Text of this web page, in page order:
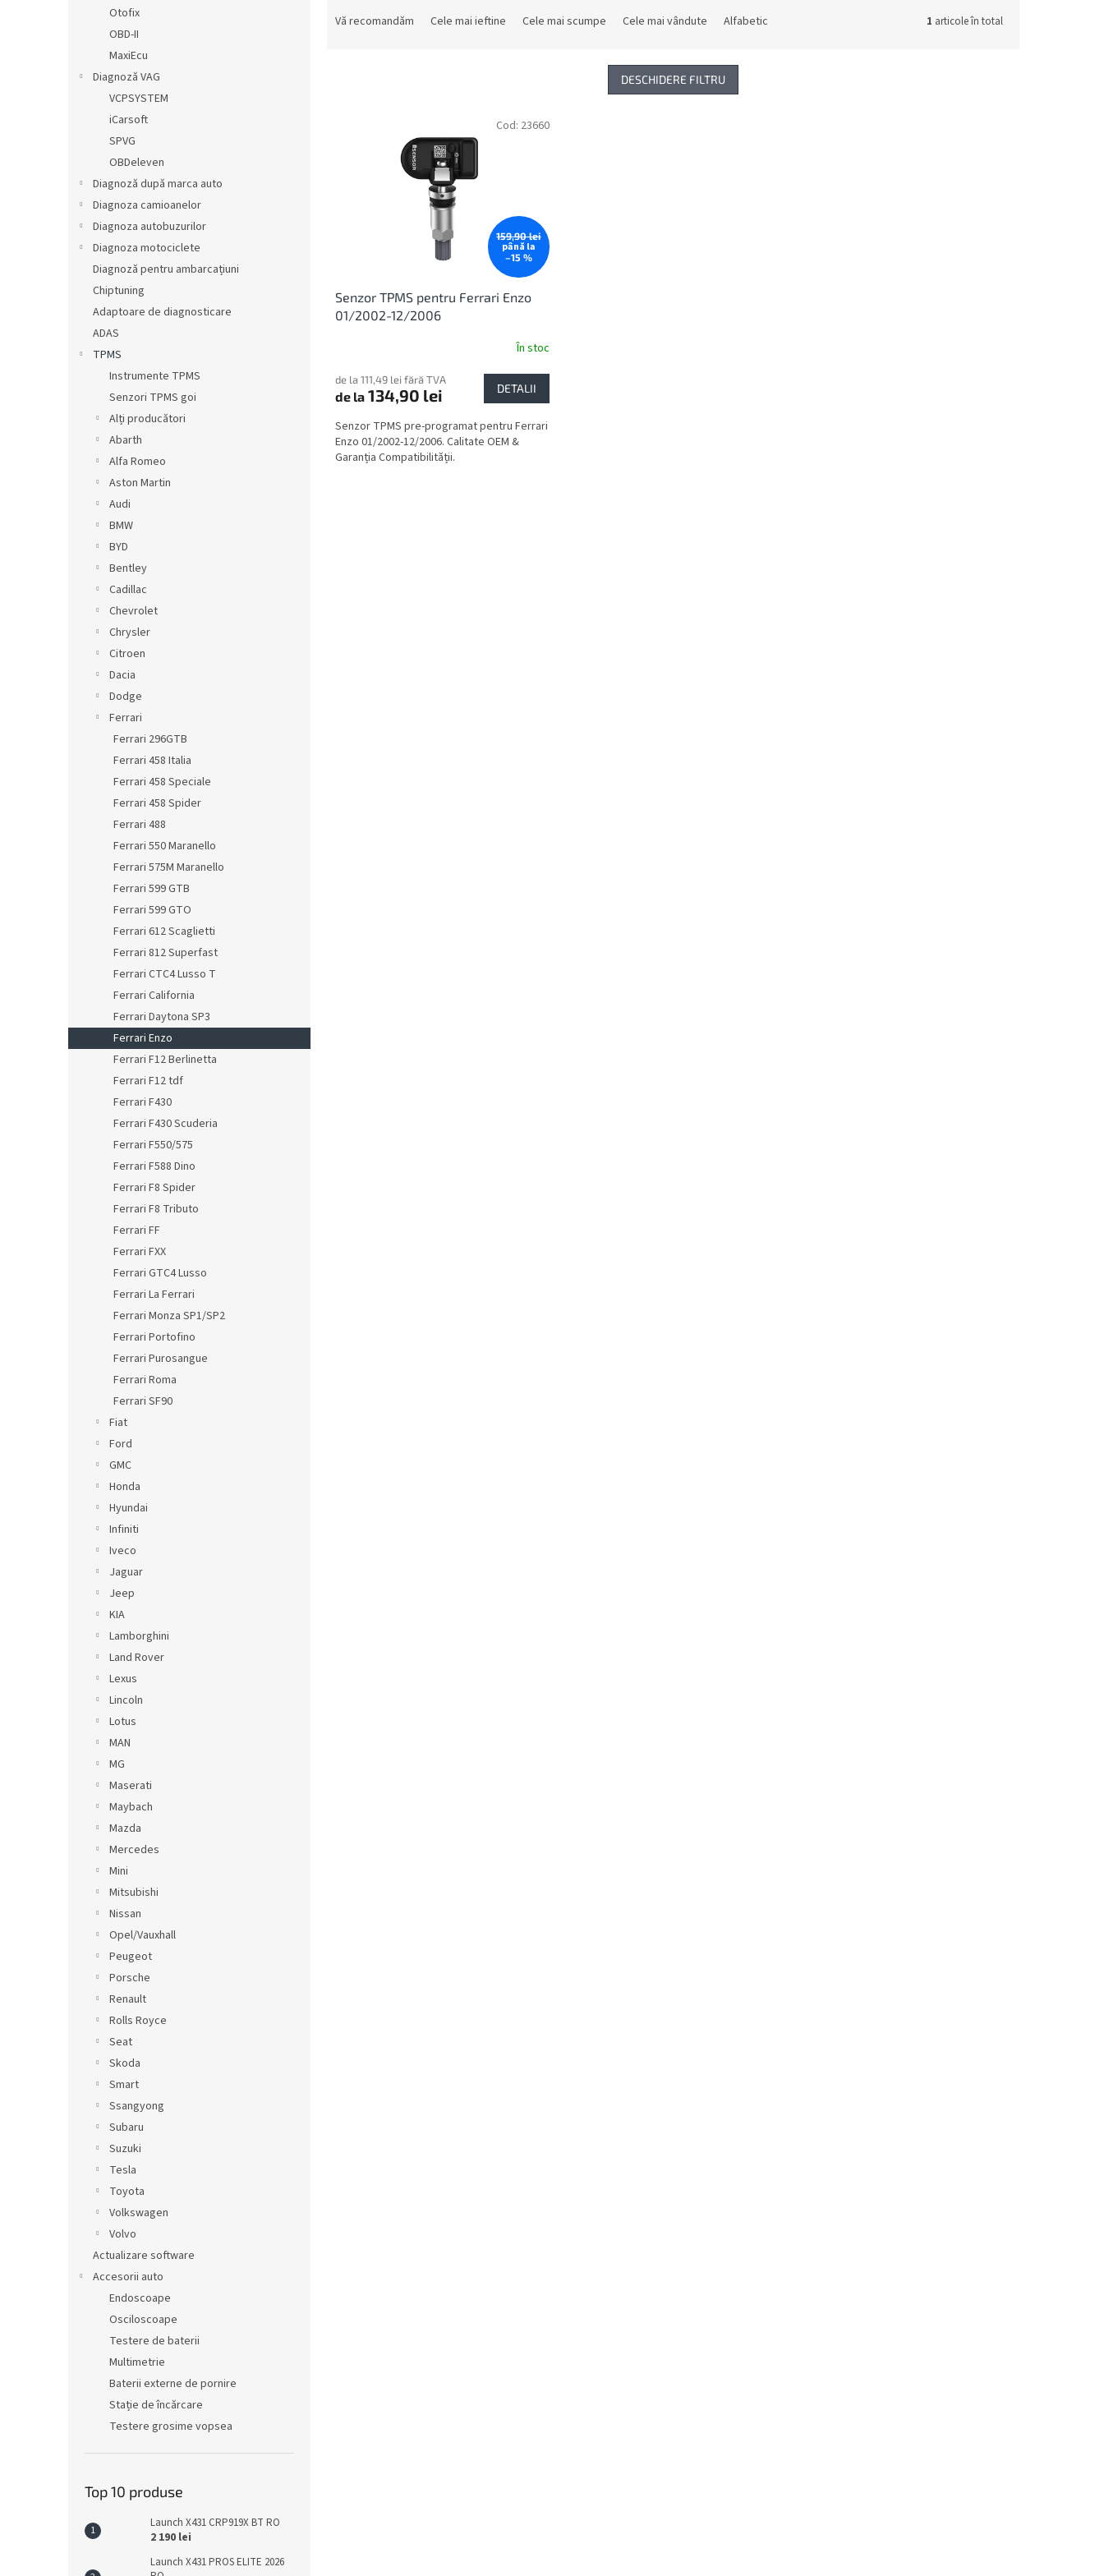
Otofix
OBD-II
MaxiEcu
Diagnoză VAG
VCPSYSTEM
iCarsoft
SPVG
OBDeleven
Diagnoză după marca auto
Diagnoza camioanelor
Diagnoza autobuzurilor
Diagnoza motociclete
Diagnoză pentru ambarcațiuni
Chiptuning
Adaptoare de diagnosticare
ADAS
TPMS
Instrumente TPMS
Senzori TPMS goi
Alți producători
Abarth
Alfa Romeo
Aston Martin
Audi
BMW
BYD
Bentley
Cadillac
Chevrolet
Chrysler
Citroen
Dacia
Dodge
Ferrari
Ferrari 296GTB
Ferrari 458 Italia
Ferrari 458 Speciale
Ferrari 458 Spider
Ferrari 488
Ferrari 550 Maranello
Ferrari 575M Maranello
Ferrari 599 GTB
Ferrari 599 GTO
Ferrari 612 Scaglietti
Ferrari 812 Superfast
Ferrari CTC4 Lusso T
Ferrari California
Ferrari Daytona SP3
Ferrari Enzo
Ferrari F12 Berlinetta
Ferrari F12 tdf
Ferrari F430
Ferrari F430 Scuderia
Ferrari F550/575
Ferrari F588 Dino
Ferrari F8 Spider
Ferrari F8 Tributo
Ferrari FF
Ferrari FXX
Ferrari GTC4 Lusso
Ferrari La Ferrari
Ferrari Monza SP1/SP2
Ferrari Portofino
Ferrari Purosangue
Ferrari Roma
Ferrari SF90
Fiat
Ford
GMC
Honda
Hyundai
Infiniti
Iveco
Jaguar
Jeep
KIA
Lamborghini
Land Rover
Lexus
Lincoln
Lotus
MAN
MG
Maserati
Maybach
Mazda
Mercedes
Mini
Mitsubishi
Nissan
Opel/Vauxhall
Peugeot
Porsche
Renault
Rolls Royce
Seat
Skoda
Smart
Ssangyong
Subaru
Suzuki
Tesla
Toyota
Volkswagen
Volvo
Actualizare software
Accesorii auto
Endoscoape
Osciloscoape
Testere de baterii
Multimetrie
Baterii externe de pornire
Stație de încărcare
Testere grosime vopsea
Top 10 produse
Launch X431 CRP919X BT RO
2 190 lei
Launch X431 PROS ELITE 2026
Vă recomandăm Cele mai ieftine Cele mai scumpe Cele mai vândute Alfabetic 1 articole în total
DESCHIDERE FILTRU
159,90 lei
până la
–15 %
Senzor TPMS pentru Ferrari Enzo
01/2002-12/2006
În stoc
de la 111,49 lei fără TVA
de la 134,90 lei DETALII
Senzor TPMS pre-programat pentru Ferrari
Enzo 01/2002-12/2006. Calitate OEM &
Garanția Compatibilității.
Cod: 23660